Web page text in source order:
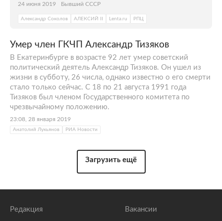
24 июня 2019 Бывший СССР
Александр Соколов АЛЕКСИЙ II Lenta.ru РПЦ
Умер член ГКЧП Александр Тизяков
В Екатеринбурге в возрасте 92 лет умер советский
политический деятель Александр Тизяков. Он ушел из
жизни в субботу, 26 числа, однако известно о его смерти
стало только сейчас. С 18 по 21 августа 1991 года
Тизяков был членом Государственного комитета по
чрезвычайному положению.
23:08, 28 января 2019
Анатолий Лукьянов РИА Новости
Загрузить ещё
Редакция Вакансии